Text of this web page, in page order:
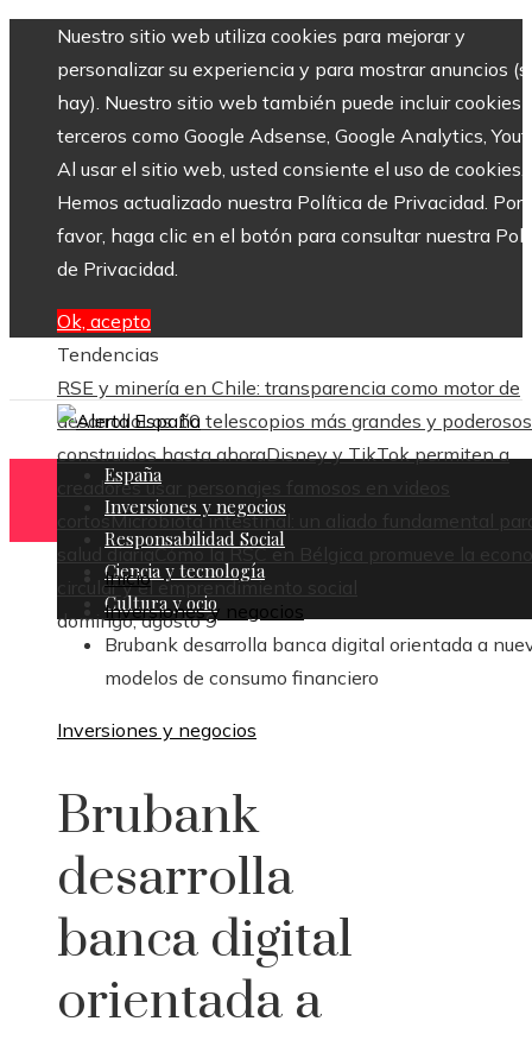
Nuestro sitio web utiliza cookies para mejorar y
personalizar su experiencia y para mostrar anuncios
hay). Nuestro sitio web también puede incluir cookies
terceros como Google Adsense, Google Analytics,
Al usar el sitio web, usted consiente el uso de cookies.
Hemos actualizado nuestra Política de Privacidad. Por
favor, haga clic en el botón para consultar nuestra
de Privacidad.
Ok, acepto
Tendencias
RSE y minería en Chile: transparencia como motor de
desarrolloLos 10 telescopios más grandes y poderosos
construidos hasta ahoraDisney y TikTok permiten a
creadores usar personajes famosos en videos
cortosMicrobiota intestinal: un aliado fundamental
salud diariaCómo la RSC en Bélgica promueve la
circular y el emprendimiento social
domingo, agosto 9
España
Inversiones y negocios
Responsabilidad Social
Ciencia y tecnología
Cultura y ocio
Inicio
Inversiones y negocios
Brubank desarrolla banca digital orientada a
modelos de consumo financiero
Inversiones y negocios
Brubank
desarrolla
banca digital
orientada a